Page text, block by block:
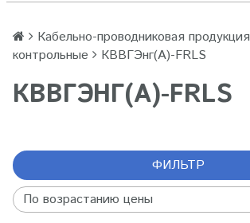
Кабельно-проводниковая продукция
контрольные
КВВГЭнг(А)-FRLS
КВВГЭНГ(А)-FRLS
ФИЛЬТР